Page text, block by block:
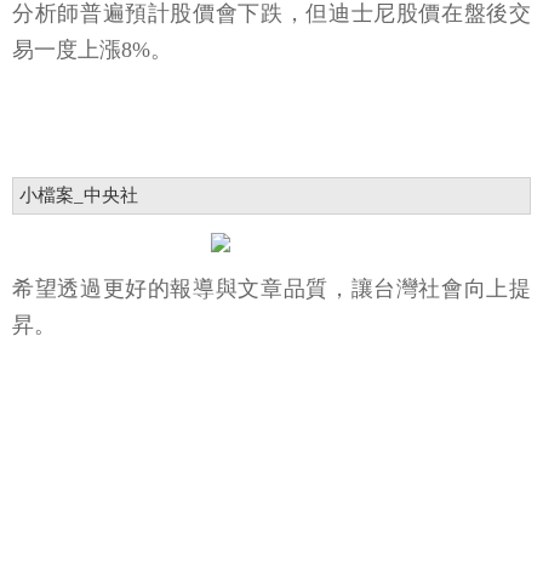
分析師普遍預計股價會下跌，但迪士尼股價在盤後交
易一度上漲8%。
小檔案_中央社
希望透過更好的報導與文章品質，讓台灣社會向上提
昇。